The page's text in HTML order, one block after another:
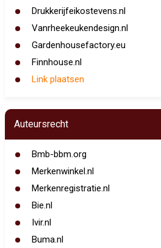
Drukkerijfeikostevens.nl
Vanrheekeukendesign.nl
Gardenhousefactory.eu
Finnhouse.nl
Link plaatsen
Auteursrecht
Bmb-bbm.org
Merkenwinkel.nl
Merkenregistratie.nl
Bie.nl
Ivir.nl
Buma.nl